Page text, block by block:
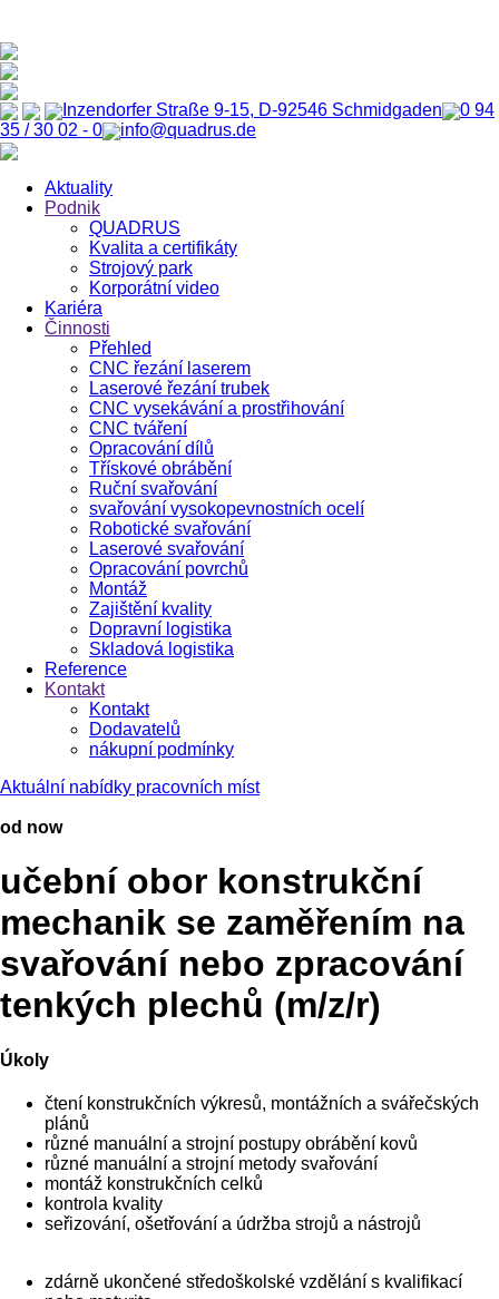
Inzendorfer Straße 9-15, D-92546 Schmidgaden
0 94
35 / 30 02 - 0
info@quadrus.de
Aktuality
Podnik
QUADRUS
Kvalita a certifikáty
Strojový park
Korporátní video
Kariéra
Činnosti
Přehled
CNC řezání laserem
Laserové řezání trubek
CNC vysekávání a prostřihování
CNC tváření
Opracování dílů
Třískové obrábění
Ruční svařování
svařování vysokopevnostních ocelí
Robotické svařování
Laserové svařování
Opracování povrchů
Montáž
Zajištění kvality
Dopravní logistika
Skladová logistika
Reference
Kontakt
Kontakt
Dodavatelů
nákupní podmínky
Aktuální nabídky pracovních míst
od now
učební obor konstrukční
mechanik se zaměřením na
svařování nebo zpracování
tenkých plechů (m/z/r)
Úkoly
čtení konstrukčních výkresů, montážních a svářečských
plánů
různé manuální a strojní postupy obrábění kovů
různé manuální a strojní metody svařování
montáž konstrukčních celků
kontrola kvality
seřizování, ošetřování a údržba strojů a nástrojů
zdárně ukončené středoškolské vzdělání s kvalifikací